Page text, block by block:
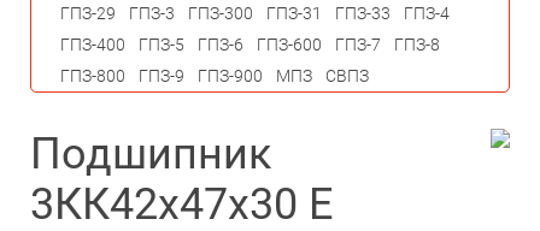
Подшипник
3КК42х47х30 Е
ГПЗ-29 ГПЗ-3 ГПЗ-300 ГПЗ-31 ГПЗ-33
ГПЗ-4
ГПЗ-400
ГПЗ-5 ГПЗ-6 ГПЗ-600 ГПЗ-7
ГПЗ-8
ГПЗ-800
ГПЗ-9 ГПЗ-900 МПЗ СВПЗ